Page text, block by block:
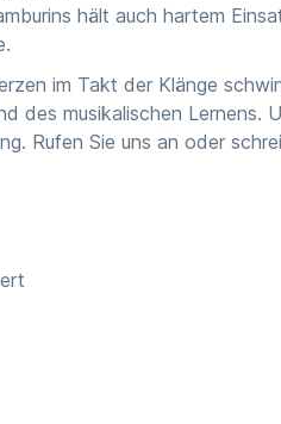
hält auch hartem
im Takt der Klänge
des musikalischen Lernens.
Rufen Sie uns an oder